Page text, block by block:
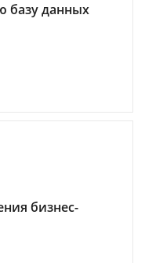
базу данных
бизнес-